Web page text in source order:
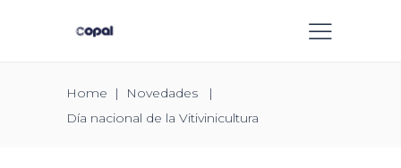
Home | Novedades
|
Día nacional de la Vitivinicultura